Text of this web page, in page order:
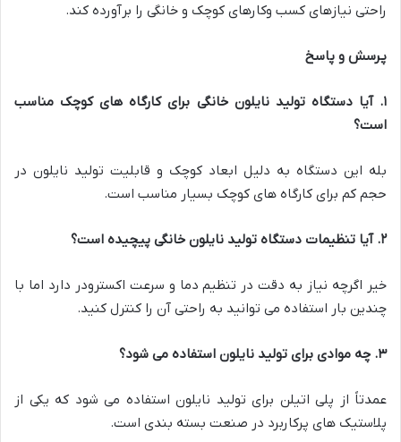
راحتی نیازهای کسب وکارهای کوچک و خانگی را برآورده کند.
پرسش و پاسخ
۱.آیا دستگاه تولید نایلون خانگی برای کارگاه های کوچک مناسب
است؟
بله این دستگاه به دلیل ابعاد کوچک و قابلیت تولید نایلون در
حجم کم برای کارگاه های کوچک بسیار مناسب است.
۲.آیا تنظیمات دستگاه تولید نایلون خانگی پیچیده است؟
خیر اگرچه نیاز به دقت در تنظیم دما و سرعت اکسترودر دارد اما با
چندین بار استفاده می توانید به راحتی آن را کنترل کنید.
۳. چه موادی برای تولید نایلون استفاده می شود؟
عمدتاً از پلی اتیلن برای تولید نایلون استفاده می شود که یکی از
پلاستیک های پرکاربرد در صنعت بسته بندی است.